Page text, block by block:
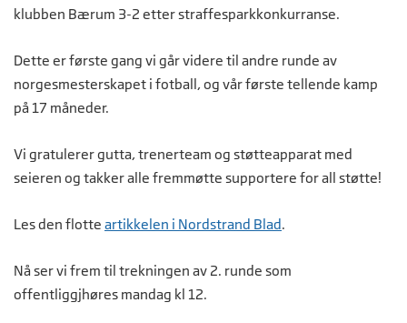
klubben Bærum 3-2 etter straffesparkkonkurranse.
Dette er første gang vi går videre til andre runde av
norgesmesterskapet i fotball, og vår første tellende kamp
på 17 måneder.
Vi gratulerer gutta, trenerteam og støtteapparat med
seieren og takker alle fremmøtte supportere for all støtte!
Les den flotte artikkelen i Nordstrand Blad.
Nå ser vi frem til trekningen av 2. runde som
offentliggjhøres mandag kl 12.